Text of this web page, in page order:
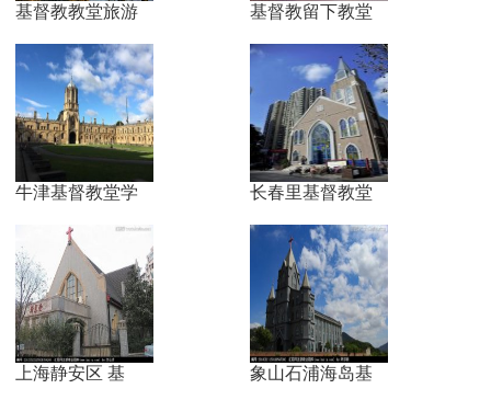
基督教教堂旅游 基督教留下教堂
牛津基督教堂学 长春里基督教堂
上海静安区 基 象山石浦海岛基